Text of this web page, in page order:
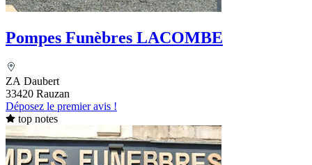
Pompes Funèbres LACOMBE
ZA Daubert
33420 Rauzan
Déposez le premier avis !
top notes